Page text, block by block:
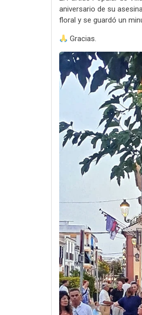
aniversario de su
floral y se guardó un
Gracias.